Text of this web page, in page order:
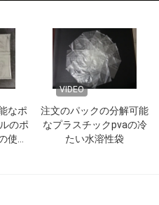
なポ
のポ
使用
VIDEO
注文のパックの分解可能
なプラスチックpvaの冷
たい水溶性袋